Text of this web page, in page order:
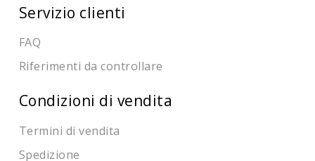
Servizio clienti
FAQ
Riferimenti da controllare
Condizioni di vendita
Termini di vendita
Spedizione